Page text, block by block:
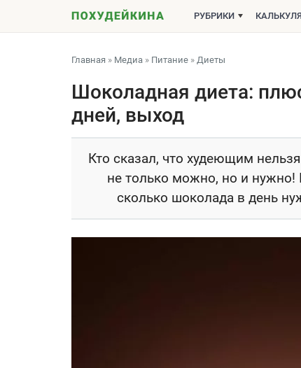
РУБРИКИ
Главная » Медиа » Питание » Диеты
Шоколадная диета:
дней, выход
Кто сказал, что худеющим
не только можно, но и нужно!
сколько шоколада в день